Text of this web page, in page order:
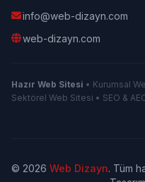
info@web-dizayn.com
web-dizayn.com
Hazır Web Sitesi • Kurumsal
Sektörel Web Sitesi • SEO &
© 2026 Web Dizayn. Tüm